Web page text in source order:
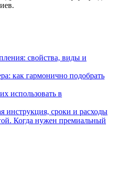
свойства, виды и
как гармонично подобрать
использовать в
сроки и расходы
Когда нужен премиальный